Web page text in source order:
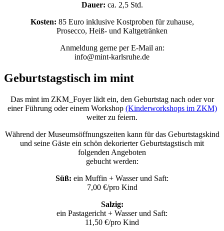
Dauer: ca. 2,5 Std.
Kosten: 85 Euro inklusive Kostproben für zuhause,
Prosecco, Heiß- und Kaltgetränken
Anmeldung gerne per E-Mail an:
info@mint-karlsruhe.de
Geburtstagstisch im mint
Das mint im ZKM_Foyer lädt ein, den Geburtstag nach oder vor
einer Führung oder einem Workshop (Kinderworkshops im ZKM)
weiter zu feiern.
Während der Museumsöffnungszeiten kann für das Geburtstagskind
und seine Gäste ein schön dekorierter Geburtstagstisch mit
folgenden Angeboten
gebucht werden:
Süß: ein Muffin + Wasser und Saft:
7,00 €/pro Kind
Salzig:
ein Pastagericht + Wasser und Saft:
11,50 €/pro Kind